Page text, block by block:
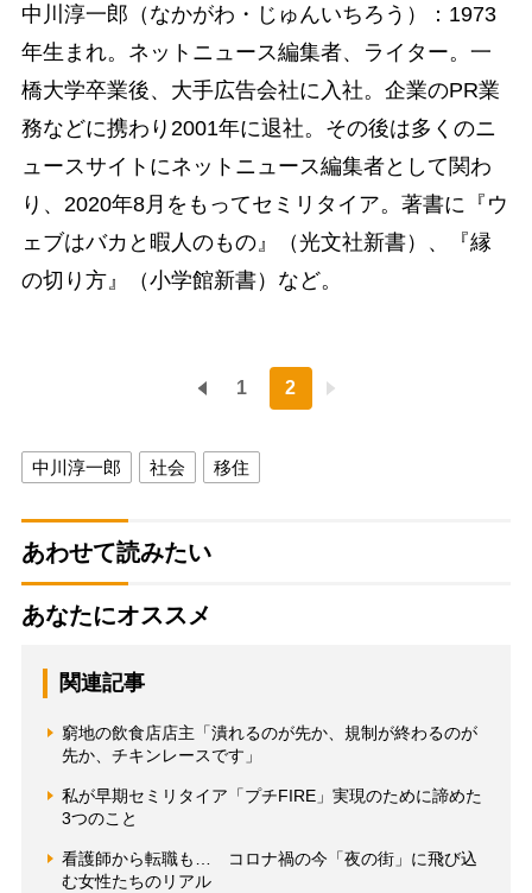
中川淳一郎（なかがわ・じゅんいちろう）：1973
年生まれ。ネットニュース編集者、ライター。一
橋大学卒業後、大手広告会社に入社。企業のPR業
務などに携わり2001年に退社。その後は多くのニ
ュースサイトにネットニュース編集者として関わ
り、2020年8月をもってセミリタイア。著書に『ウ
ェブはバカと暇人のもの』（光文社新書）、『縁
の切り方』（小学館新書）など。
1 2
中川淳一郎 社会 移住
あわせて読みたい
あなたにオススメ
関連記事
窮地の飲食店店主「潰れるのが先か、規制が終わるのが
先か、チキンレースです」
私が早期セミリタイア「プチFIRE」実現のために諦めた
3つのこと
看護師から転職も… コロナ禍の今「夜の街」に飛び込
む女性たちのリアル